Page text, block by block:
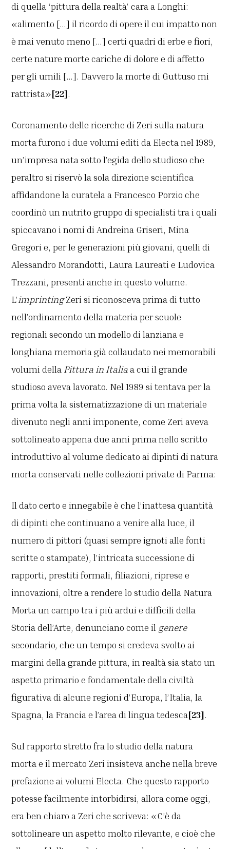
di quella ‘pittura della realtà’ cara a Longhi:
«alimento […] il ricordo di opere il cui impatto non
è mai venuto meno […] certi quadri di erbe e fiori,
certe nature morte cariche di dolore e di affetto
per gli umili […]. Davvero la morte di Guttuso mi
rattrista»[22].
Coronamento delle ricerche di Zeri sulla natura
morta furono i due volumi editi da Electa nel 1989,
un’impresa nata sotto l’egida dello studioso che
peraltro si riservò la sola direzione scientifica
affidandone la curatela a Francesco Porzio che
coordinò un nutrito gruppo di specialisti tra i quali
spiccavano i nomi di Andreina Griseri, Mina
Gregori e, per le generazioni più giovani, quelli di
Alessandro Morandotti, Laura Laureati e Ludovica
Trezzani, presenti anche in questo volume.
L’imprintingZeri si riconosceva prima di tutto
nell’ordinamento della materia per scuole
regionali secondo un modello di lanziana e
longhiana memoria già collaudato nei memorabili
volumi della Pittura in Italiaa cui il grande
studioso aveva lavorato. Nel 1989 si tentava per la
prima volta la sistematizzazione di un materiale
divenuto negli anni imponente, come Zeri aveva
sottolineato appena due anni prima nello scritto
introduttivo al volume dedicato ai dipinti di natura
morta conservati nelle collezioni private di Parma:
Il dato certo e innegabile è che l’inattesa quantità
di dipinti che continuano a venire alla luce, il
numero di pittori (quasi sempre ignoti alle fonti
scritte o stampate), l’intricata successione di
rapporti, prestiti formali, filiazioni, riprese e
innovazioni, oltre a rendere lo studio della Natura
Morta un campo tra i più ardui e difficili della
Storia dell’Arte, denunciano come il genere
secondario, che un tempo si credeva svolto ai
margini della grande pittura, in realtà sia stato un
aspetto primario e fondamentale della civiltà
figurativa di alcune regioni d’Europa, l’Italia, la
Spagna, la Francia e l’area di lingua tedesca[23].
Sul rapporto stretto fra lo studio della natura
morta e il mercato Zeri insisteva anche nella breve
prefazione ai volumi Electa. Che questo rapporto
potesse facilmente intorbidirsi, allora come oggi,
era ben chiaro a Zeri che scriveva: «C’è da
sottolineare un aspetto molto rilevante, e cioè che